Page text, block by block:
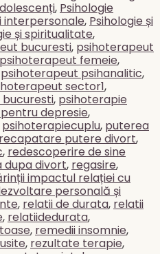
, Psihologie
interpersonale, Psihologie și
și spiritualitate,
bucuresti, psihoterapeut
psihoterapeut femeie,
psihoterapeut psihanalitic,
sector1,
, psihoterapie
depresie,
psihoterapiecuplu, puterea
recapatare putere divort,
, redescoperire de sine
dupa divort, regasire,
impactul relației cu
personală și
, relatii de durata, relatii
, relatiidedurata,
, remedii insomnie,
, rezultate terapie,